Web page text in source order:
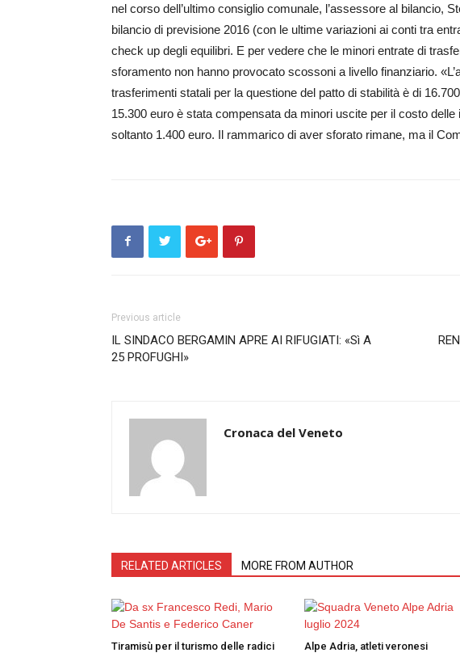
nel corso dell’ultimo consiglio comunale, l’assessore al bilancio,
bilancio di pre­visione 2016 (con le ultime variazioni ai conti tra
check up degli equilib­ri. E per vedere che le minori entrate di
sforamento non ha­n­no provocato scossoni a livello finanziario.
trasferimenti statali per la questione del patto di stabilità è di
15.300 euro è stata compensata da mi­no­ri uscite per il co­sto delle
soltanto 1.400 euro. Il rammarico di av­er sforato rimane, ma il
Previous article
IL SINDACO BERGAMIN APRE AI RIFUGIATI: «Sì A
25 PROFUGHI»
Cronaca del Veneto
RELATED ARTICLES MORE FROM AUTHOR
Tiramisù per il turismo delle radici
Alpe Adria, atleti veronesi